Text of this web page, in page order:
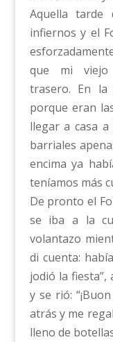
Aquella
infiernos y el
que mi viejo
trasero. En
porque eran
llegar a casa
barriales
encima ya
teníamos más
De pronto el
se iba a la
volantazo
di cuenta:
jodió la fiesta”,
y se rió:
atrás y me
lleno de